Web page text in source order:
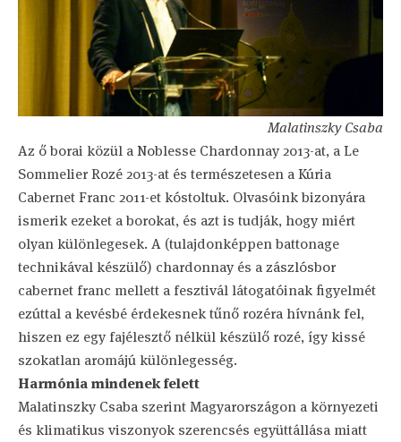
Malatinszky Csaba
Az ő borai közül a Noblesse Chardonnay 2013-at, a Le
Sommelier Rozé 2013-at és természetesen a Kúria
Cabernet Franc 2011-et kóstoltuk. Olvasóink bizonyára
ismerik ezeket a borokat, és azt is tudják, hogy miért
olyan különlegesek. A (tulajdonképpen battonage
technikával készülő) chardonnay és a zászlósbor
cabernet franc mellett a fesztivál látogatóinak figyelmét
ezúttal a kevésbé érdekesnek tűnő rozéra hívnánk fel,
hiszen ez egy fajélesztő nélkül készülő rozé, így kissé
szokatlan aromájú különlegesség.
Harmónia mindenek felett
Malatinszky Csaba szerint Magyarországon a környezeti
és klimatikus viszonyok szerencsés együttállása miatt